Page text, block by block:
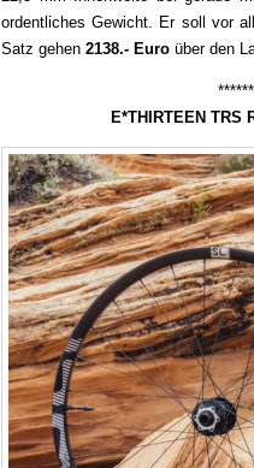
ordentliches Gewicht. Er soll vor
Satz gehen 2138.- Euro über den
E*THIRTEEN